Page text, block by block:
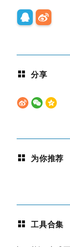
分享
为你推荐
工具合集